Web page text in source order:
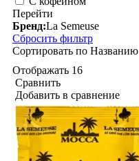
Перейти
Бренд:La Semeuse
Сбросить фильтр
Сортировать по Названию
Отображать 16
Сравнить
Добавить в сравнение